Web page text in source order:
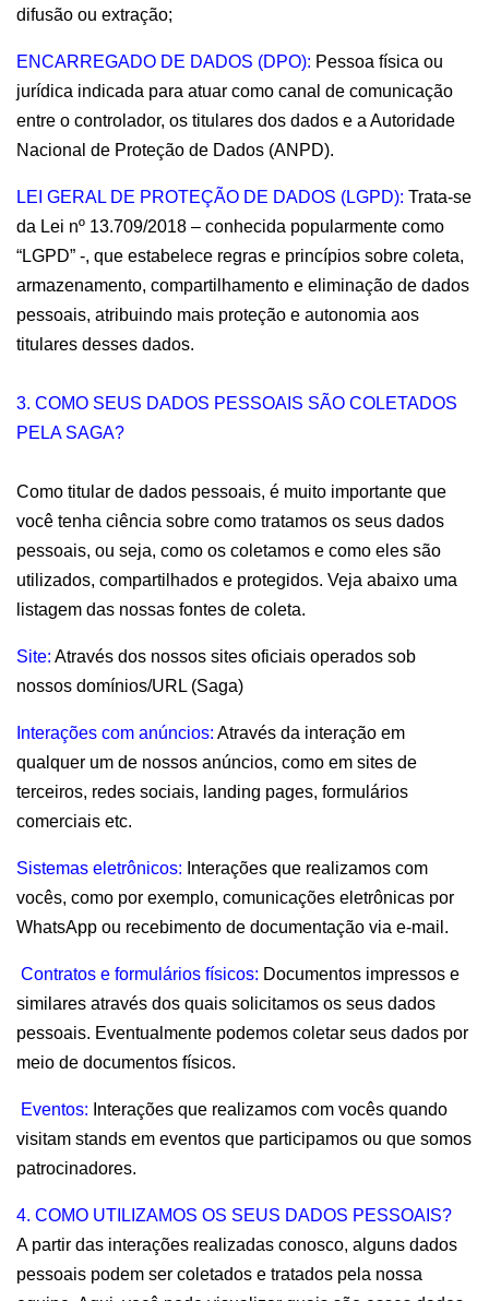
difusão ou extração;
ENCARREGADO DE DADOS (DPO): Pessoa física ou
jurídica indicada para atuar como canal de comunicação
entre o controlador, os titulares dos dados e a Autoridade
Nacional de Proteção de Dados (ANPD).
LEI GERAL DE PROTEÇÃO DE DADOS (LGPD): Trata-se
da Lei nº 13.709/2018 – conhecida popularmente como
“LGPD” -, que estabelece regras e princípios sobre coleta,
armazenamento, compartilhamento e eliminação de dados
pessoais, atribuindo mais proteção e autonomia aos
titulares desses dados.
3. COMO SEUS DADOS PESSOAIS SÃO COLETADOS
PELA SAGA?
Como titular de dados pessoais, é muito importante que
você tenha ciência sobre como tratamos os seus dados
pessoais, ou seja, como os coletamos e como eles são
utilizados, compartilhados e protegidos. Veja abaixo uma
listagem das nossas fontes de coleta.
Site: Através dos nossos sites oficiais operados sob
nossos domínios/URL (Saga)
Interações com anúncios: Através da interação em
qualquer um de nossos anúncios, como em sites de
terceiros, redes sociais, landing pages, formulários
comerciais etc.
Sistemas eletrônicos: Interações que realizamos com
vocês, como por exemplo, comunicações eletrônicas por
WhatsApp ou recebimento de documentação via e-mail.
Contratos e formulários físicos: Documentos impressos e
similares através dos quais solicitamos os seus dados
pessoais. Eventualmente podemos coletar seus dados por
meio de documentos físicos.
Eventos: Interações que realizamos com vocês quando
visitam stands em eventos que participamos ou que somos
patrocinadores.
4. COMO UTILIZAMOS OS SEUS DADOS PESSOAIS?
A partir das interações realizadas conosco, alguns dados
pessoais podem ser coletados e tratados pela nossa